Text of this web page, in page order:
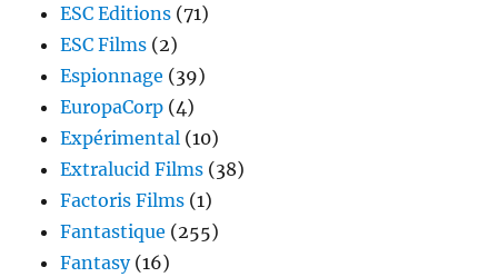
ESC Editions (71)
ESC Films (2)
Espionnage (39)
EuropaCorp (4)
Expérimental (10)
Extralucid Films (38)
Factoris Films (1)
Fantastique (255)
Fantasy(16)